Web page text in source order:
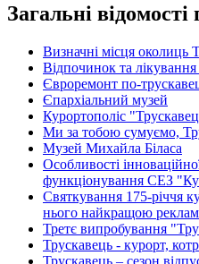
Загальні
Визначні місця околиць
Відпочинок та
Євроремонт по-
Єпархіальний музей
Курортополіс
Ми за тобою сумуємо,
Музей Михайла Біласа
Особливості
функціонування СЕЗ
Святкування 175-річчя
нього найкращою
Третє випробування
Трускавець - курорт,
Трускавець – сезон